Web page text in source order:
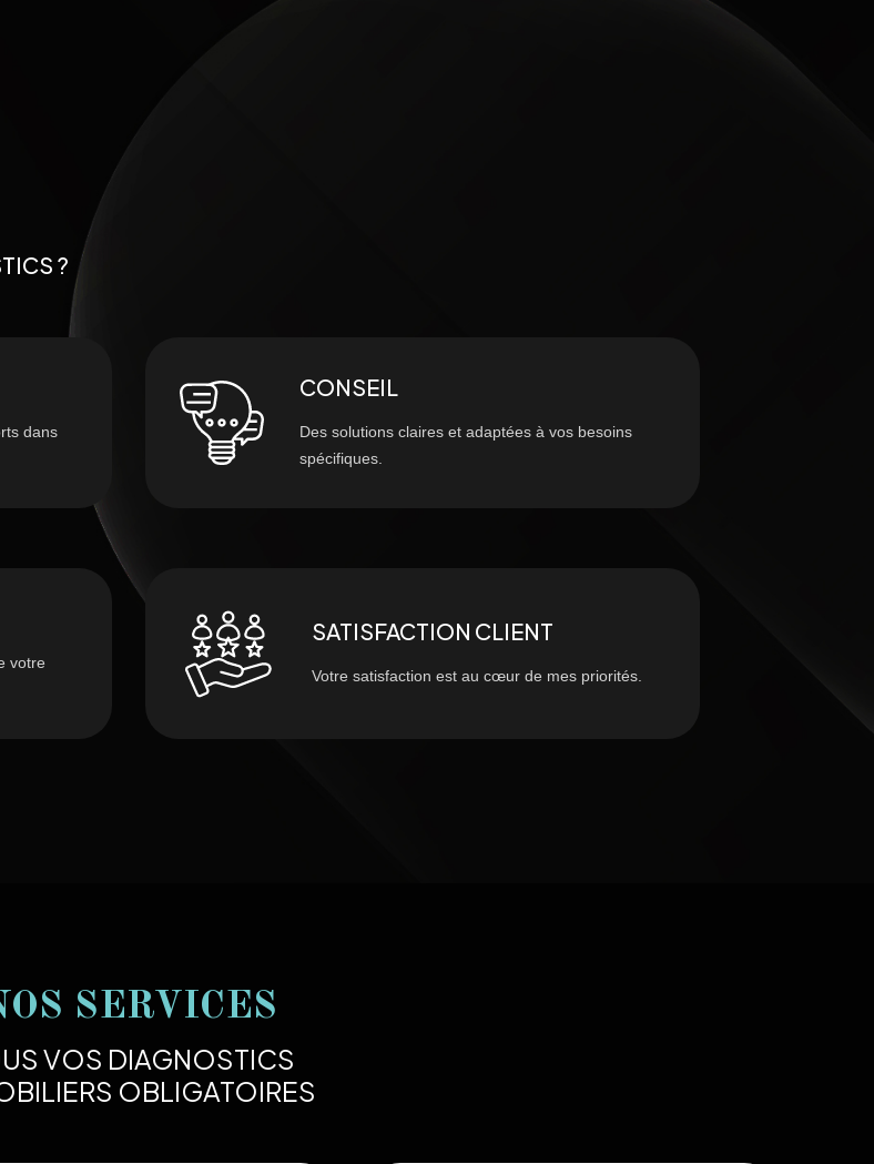
?
dans
CONSEIL
Des solutions claires et adaptées à vos besoins
spécifiques.
votre
SATISFACTION CLIENT
Votre satisfaction est au cœur de mes priorités.
SERVICES
VOS DIAGNOSTICS
OBLIGATOIRES